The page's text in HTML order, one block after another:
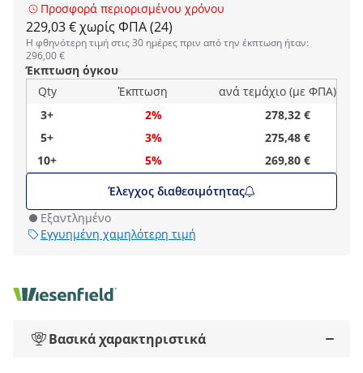
Προσφορά περιορισμένου χρόνου
229,03 € χωρίς ΦΠΑ (24)
Η φθηνότερη τιμή στις 30 ημέρες πριν από την έκπτωση ήταν:
296,00 €
Έκπτωση όγκου
Qty
Έκπτωση
ανά τεμάχιο (με ΦΠΑ)
3+
2%
278,32 €
5+
3%
275,48 €
10+
5%
269,80 €
Έλεγχος διαθεσιμότητας
Εξαντλημένο
Εγγυημένη χαμηλότερη τιμή
Βασικά χαρακτηριστικά